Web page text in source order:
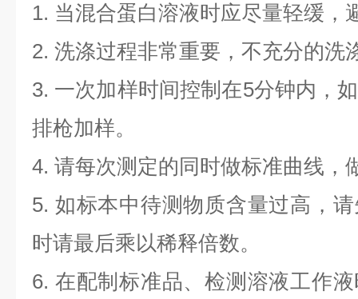
1. 当混合蛋白溶液时应尽量轻缓，
2. 洗涤过程非常重要，不充分的洗
3. 一次加样时间控制在5分钟内，
排枪加样。
4. 请每次测定的同时做标准曲线，
5. 如标本中待测物质含量过高，
时请最后乘以稀释倍数。
6. 在配制标准品、检测溶液工作